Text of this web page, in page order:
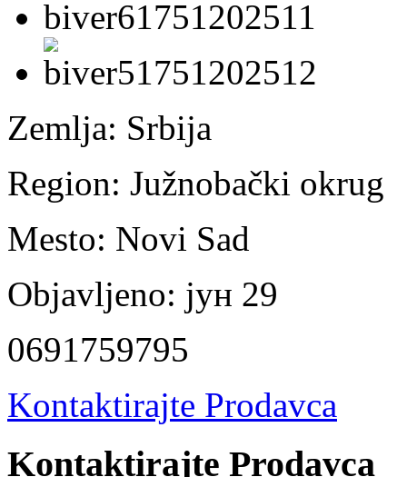
Zemlja: Srbija
Region: Južnobački okrug
Mesto: Novi Sad
Objavljeno: јун 29
0691759795
Kontaktirajte Prodavca
Kontaktirajte Prodavca